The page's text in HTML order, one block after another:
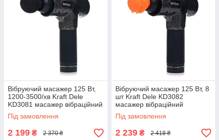
Вібруючий масажер 125 Вт,
1200-3500/хв Kraft Dele
KD3081 масажер вібраційний
Під замовлення
2 199 ₴ 2 370 ₴
Вібруючий масажер 125 Вт, 8
шт Kraft Dele KD3082
масажер вібраційний
Під замовлення
2 239 ₴ 2 418 ₴